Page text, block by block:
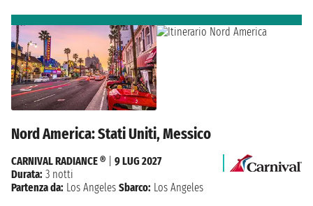
Nord America: Stati Uniti, Messico
CARNIVAL RADIANCE ®
9 LUG 2027
Durata: 3 notti
Partenza da: Los Angeles Sbarco: Los Angeles